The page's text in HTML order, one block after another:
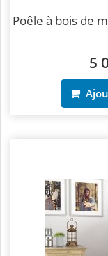
Poêle à bois de
5